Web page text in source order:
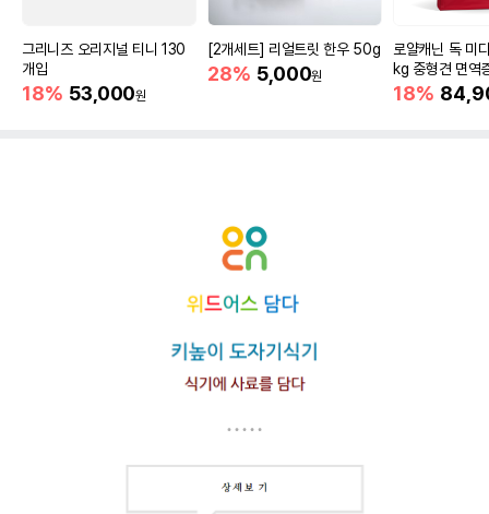
그리니즈 오리지널 티니 130
개입
18% 53,000원
[2개세트] 리얼트릿 한우 50g
28% 5,000원
로얄캐닌 독 미
kg 중형견 면역
18%